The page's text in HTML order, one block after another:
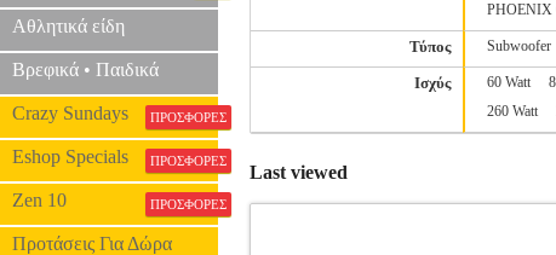
Αθλητικά είδη
Βρεφικά • Παιδικά
Crazy Sundays ΠΡΟΣΦΟΡΕΣ
Eshop Specials ΠΡΟΣΦΟΡΕΣ
Zen 10 ΠΡΟΣΦΟΡΕΣ
Προτάσεις Για Δώρα
PHOENIX
Τύπος Subwoofer
Ισχύς 60 Watt
260 Watt
Last viewed